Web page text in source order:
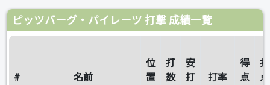
ピッツバーグ・パイレーツ 打撃 成績一覧
# 名前
位
置
打
数
安
打
打率
得
点
打
点